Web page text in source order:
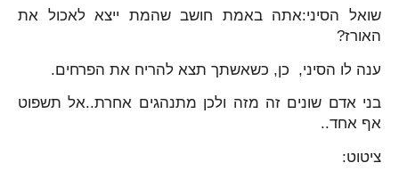
שואל הסיני:אתה באמת חושב שהמת ייצא לאכול את
האורז?
ענה לו הסיני, כן, כשאשתך תצא להריח את הפרחים.
בני אדם שונים זה מזה ולכן מתנהגים אחרת..אל תשפוט
אף אחד..
ציטוט: